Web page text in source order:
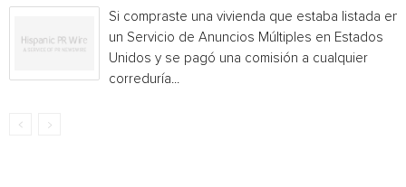
Si compraste una vivienda que estaba listada en
un Servicio de Anuncios Múltiples en Estados
Unidos y se pagó una comisión a cualquier
correduría...